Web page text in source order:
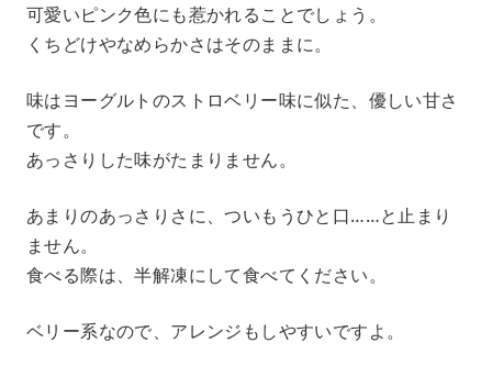
可愛いピンク色にも惹かれることでしょう。
くちどけやなめらかさはそのままに。
味はヨーグルトのストロベリー味に似た、優しい甘さ
です。
あっさりした味がたまりません。
あまりのあっさりさに、ついもうひと口……と止まり
ません。
食べる際は、半解凍にして食べてください。
ベリー系なので、アレンジもしやすいですよ。